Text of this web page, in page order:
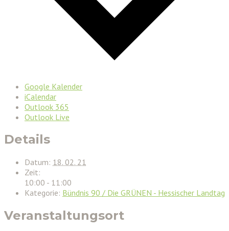
Google Kalender
iCalendar
Outlook 365
Outlook Live
Details
Datum: 18. 02. 21
Zeit:
10:00 - 11:00
Kategorie: Bündnis 90 / Die GRÜNEN - Hessischer Landtag
Veranstaltungsort